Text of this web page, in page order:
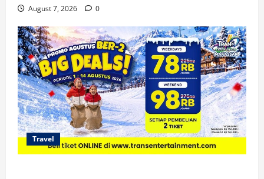
August 7, 2026 0
Travel